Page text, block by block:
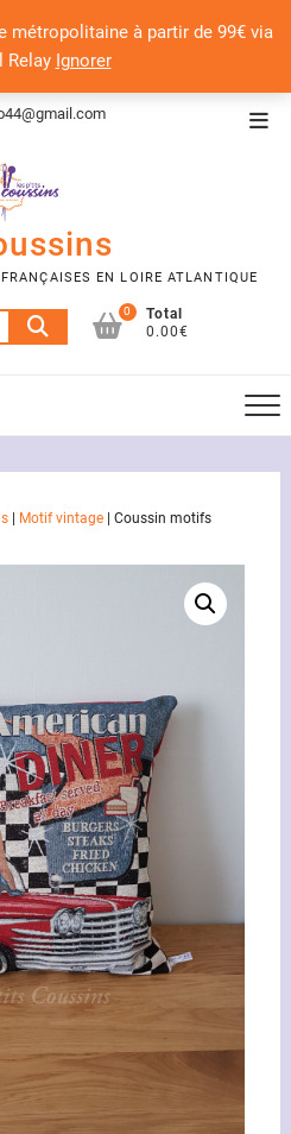
métropolitaine à partir de 99€ via
Relay Ignorer
EN LOIRE ATLANTIQUE
Recherche
pour :
0
Total
0.00€
| Motif vintage| Coussin motifs